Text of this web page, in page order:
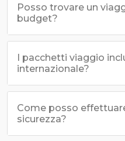
Posso trovare un
budget?
I pacchetti viaggio
internazionale?
Come posso
sicurezza?